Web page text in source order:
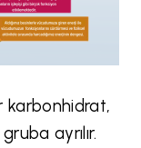
karbonhidrat,
ayrılır.